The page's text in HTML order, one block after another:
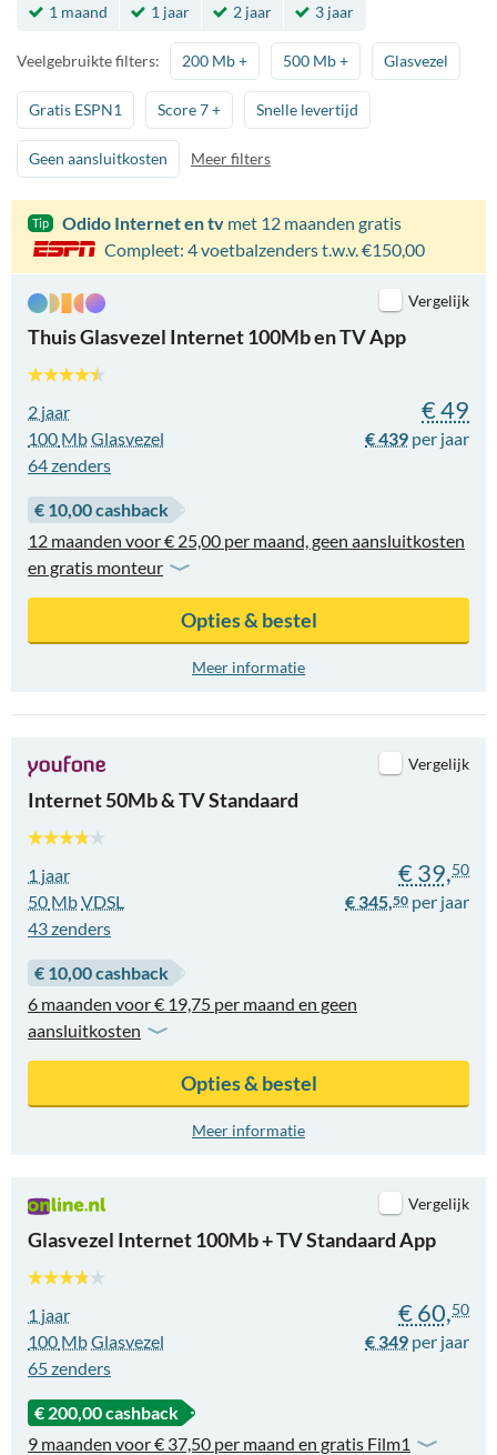
1 maand 1 jaar 2 jaar 3 jaar
Veelgebruikte filters: 200 Mb+ 500 Mb+ Glasvezel
Gratis ESPN1 Score 7+ Snelle levertijd
Geen aansluitkosten Meer filters
Tip Odido Internet en tv met 12 maanden gratis
Compleet: 4 voetbalzenders t.w.v. €150,00
Vergelijk
Thuis Glasvezel Internet 100Mb en TV App
2 jaar
100 MbGlasvezel
64zenders
€ 439
€ 49
€ 10,00 cashback
12 maanden voor € 25,00 per maand, geen aansluitkosten
en gratis monteur
Opties & bestel
Meer informatie
Vergelijk
Internet 50Mb & TV Standaard
1 jaar
50 MbVDSL
43zenders
€ 345,50
€ 39,50
€ 10,00 cashback
6 maanden voor € 19,75 per maand en geen
aansluitkosten
Opties & bestel
Meer informatie
Vergelijk
Glasvezel Internet 100Mb + TV Standaard App
1 jaar
100 MbGlasvezel
65zenders
€ 349
€ 60,50
€ 200,00 cashback
9 maanden voor € 37,50 per maand en gratis Film1